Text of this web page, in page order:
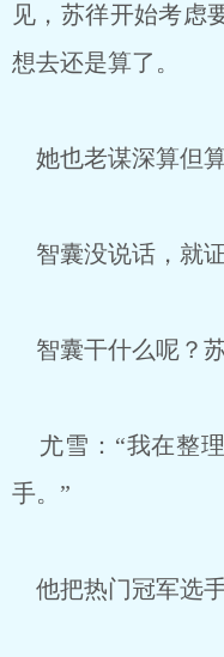
见，苏徉开始考虑
想去还是算了。
她也老谋深算但
智囊没说话，就
智囊干什么呢？苏
尤雪：“我在整
手。”
他把热门冠军选手